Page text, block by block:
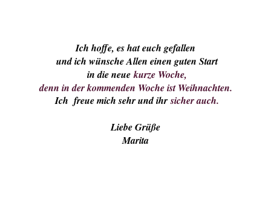
Ich hoffe, es hat euch gefallen
und ich wünsche Allen einen guten Start
in die neuekurze Woche,
denn in der kommenden Woche ist Weihnachten.
Ich freue mich sehr und ihrsicher auch.
Liebe Grüße
Marita